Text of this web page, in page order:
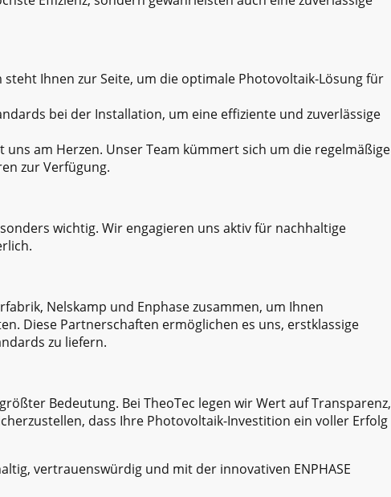
steht Ihnen zur Seite, um die optimale Photovoltaik-Lösung für
bei der Installation, um eine effiziente und zuverlässige
uns am Herzen. Unser Team kümmert sich um die regelmäßige
zur Verfügung.
wichtig. Wir engagieren uns aktiv für nachhaltige
Nelskamp und Enphase zusammen, um Ihnen
Diese Partnerschaften ermöglichen es uns, erstklassige
zu liefern.
Bedeutung. Bei TheoTec legen wir Wert auf Transparenz,
dass Ihre Photovoltaik-Investition ein voller Erfolg
vertrauenswürdig und mit der innovativen ENPHASE